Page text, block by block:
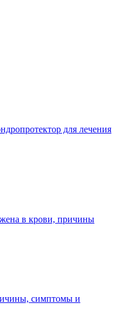
для лечения
в крови, причины
симптомы и